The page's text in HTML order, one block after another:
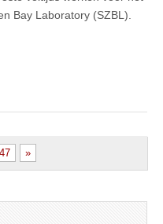
Bay Laboratory (SZBL).
47 »